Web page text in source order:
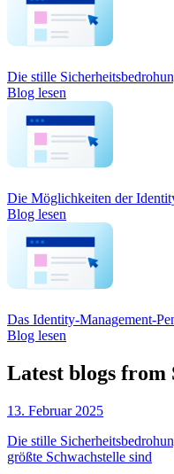
Die stille
Blog lesen
Die Möglichkeiten der
Blog lesen
Das Identity-Management-
Blog lesen
Latest blogs from
13. Februar 2025
Die stille
größte Schwachstelle sind